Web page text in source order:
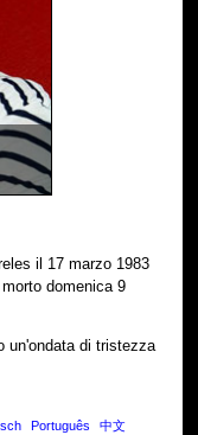
il 17 marzo 1983
domenica 9
un'ondata di tristezza
Português 中文